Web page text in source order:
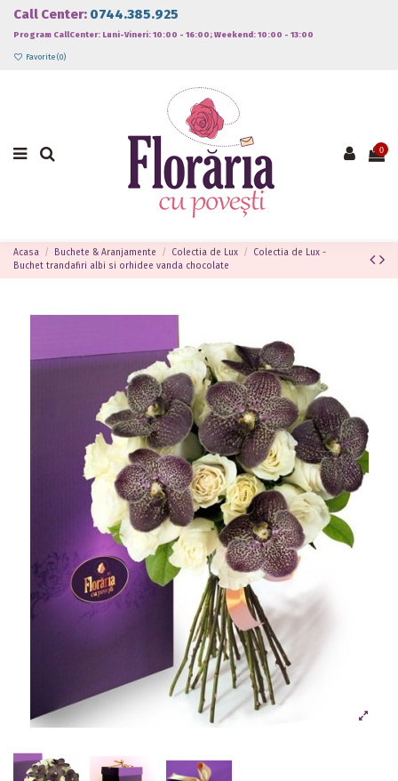
Call Center: 0744.385.925
Program CallCenter: Luni-Vineri: 10:00 - 16:00; Weekend: 10:00 - 13:00
Favorite (0)
0
Acasa Buchete & Aranjamente Colectia de Lux
Colectia de Lux -
Buchet trandafiri albi si orhidee vanda chocolate